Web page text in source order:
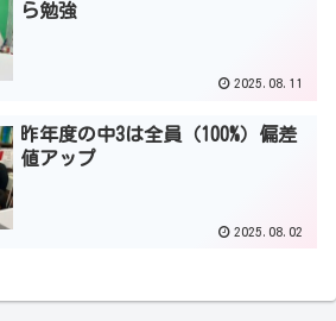
ら勉強
2025.08.11
昨年度の中3は全員（100%）偏差
値アップ
2025.08.02